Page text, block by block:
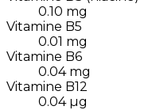
0.10 mg
Vitamine B5
0.01 mg
Vitamine B6
0.04 mg
Vitamine B12
0.04 µg